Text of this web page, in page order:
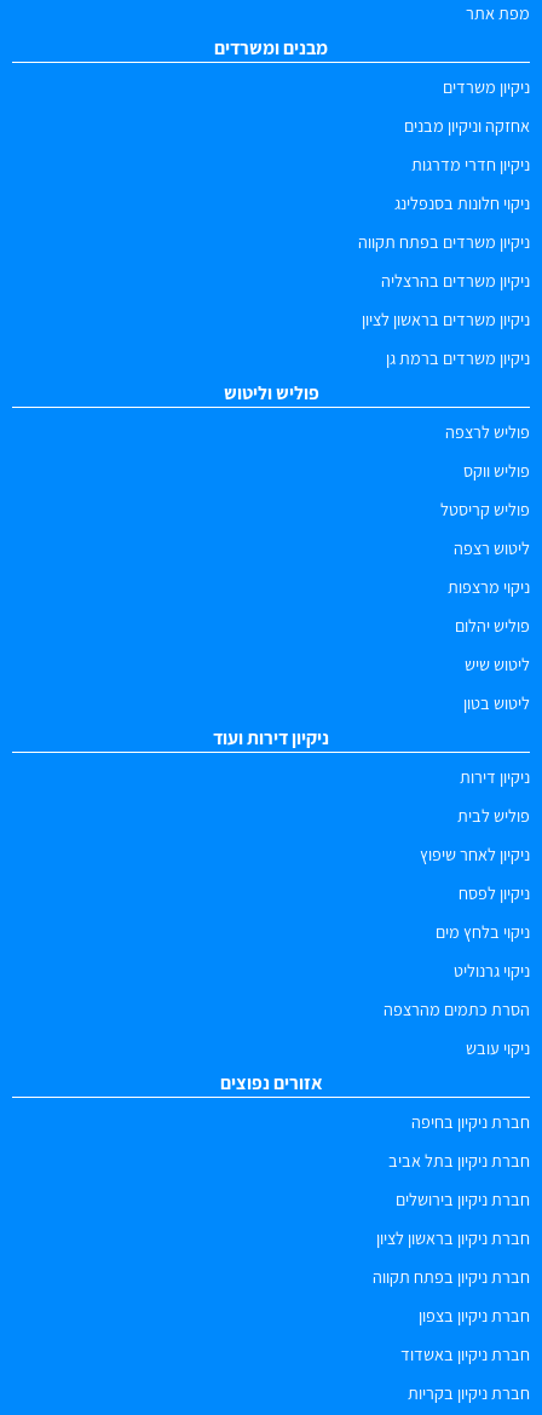
מפת אתר
מבנים ומשרדים
ניקיון משרדים
אחזקה וניקיון מבנים
ניקיון חדרי מדרגות
ניקוי חלונות בסנפלינג
ניקיון משרדים בפתח תקווה
ניקיון משרדים בהרצליה
ניקיון משרדים בראשון לציון
ניקיון משרדים ברמת גן
פוליש וליטוש
פוליש לרצפה
פוליש ווקס
פוליש קריסטל
ליטוש רצפה
ניקוי מרצפות
פוליש יהלום
ליטוש שיש
ליטוש בטון
ניקיון דירות ועוד
ניקיון דירות
פוליש לבית
ניקיון לאחר שיפוץ
ניקיון לפסח
ניקוי בלחץ מים
ניקוי גרנוליט
הסרת כתמים מהרצפה
ניקוי עובש
אזורים נפוצים
חברת ניקיון בחיפה
חברת ניקיון בתל אביב
חברת ניקיון בירושלים
חברת ניקיון בראשון לציון
חברת ניקיון בפתח תקווה
חברת ניקיון בצפון
חברת ניקיון באשדוד
חברת ניקיון בקריות